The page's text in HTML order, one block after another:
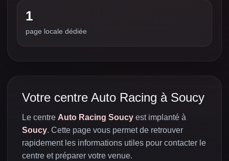
1
page locale dédiée
Votre centre Auto Racing à Soucy
Le centre Auto Racing Soucy est implanté à
Soucy. Cette page vous permet de retrouver
rapidement les informations utiles pour contacter le
centre et préparer votre venue.